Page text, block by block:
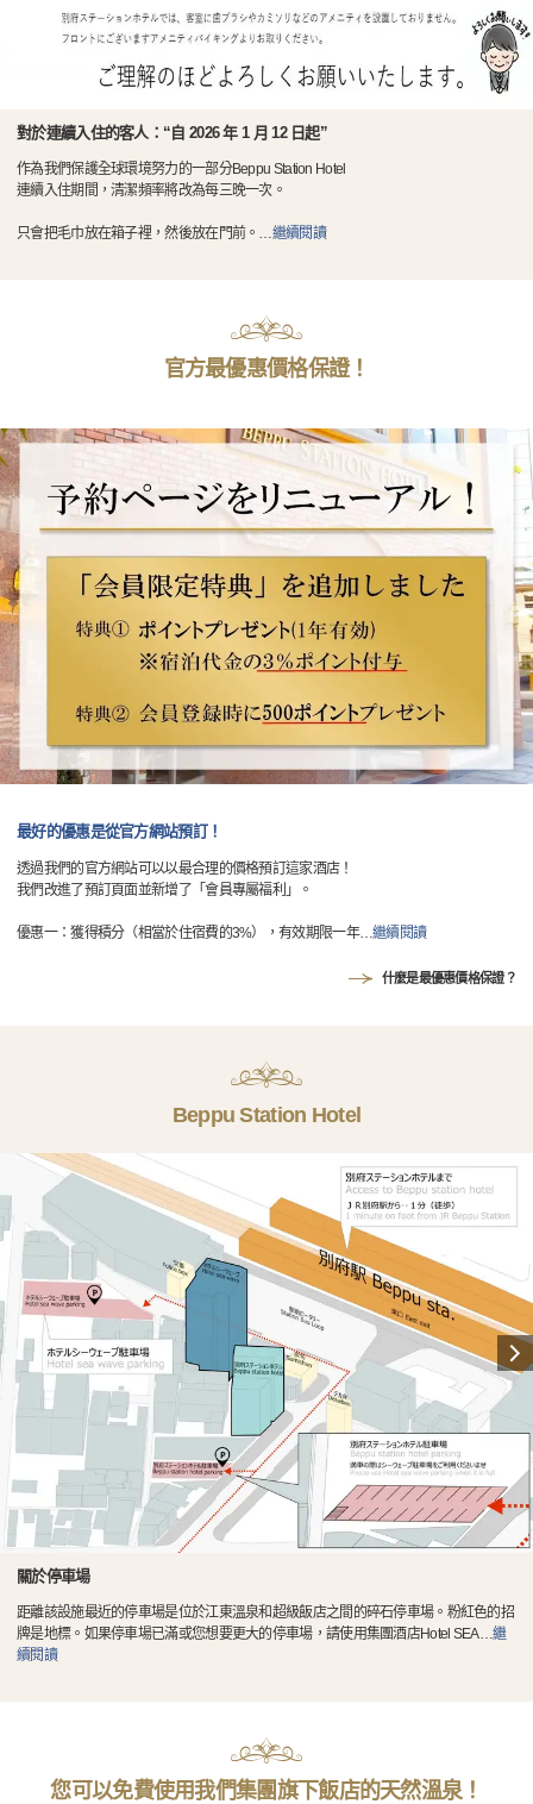
對於連續入住的客人：“自 2026 年 1 月 12 日起”
作為我們保護全球環境努力的一部分Beppu Station Hotel
連續入住期間，清潔頻率將改為每三晚一次。
只會把毛巾放在箱子裡，然後放在門前。 …繼續閱讀
官方最優惠價格保證！
最好的優惠是從官方網站預訂！
透過我們的官方網站可以以最合理的價格預訂這家酒店！
我們改進了預訂頁面並新增了「會員專屬福利」。
優惠一：獲得積分（相當於住宿費的3%），有效期限一年…繼續閱讀
什麼是最優惠價格保證？
Beppu Station Hotel
關於停車場
距離該設施最近的停車場是位於江東溫泉和超級飯店之間的碎石停車場。粉紅色的招
牌是地標。如果停車場已滿或您想要更大的停車場，請使用集團酒店Hotel SEA…繼
續閱讀
您可以免費使用我們集團旗下飯店的天然溫泉！